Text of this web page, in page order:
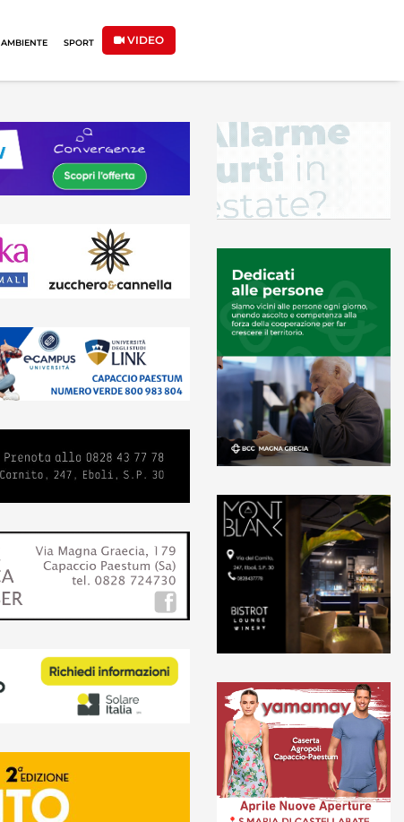
AMBIENTE SPORT VIDEO